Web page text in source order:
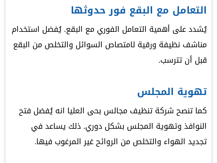
التعامل مع البقع فور حدوثها
يُشدد على أهمية التعامل الفوري مع البقع. يُفضل استخدام
مناشف نظيفة ورقية لامتصاص السوائل والتخلص من البقع
قبل أن تترسب.
تهوية المجلس
كما تنصح شركة تنظيف مجالس بحى العليا انه يُفضل فتح
النوافذ وتهوية المجلس بشكل دوري. ذلك يساعد في
تجديد الهواء والتخلص من الروائح غير المرغوب فيها.